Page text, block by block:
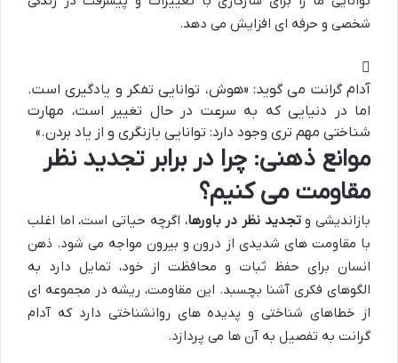
شخصی و حرفه ای افزایش می دهد.
آدام گرانت می گوید: «هوش، توانایی تفکر و یادگیری است.
اما در دنیایی که به سرعت در حال تغییر است، مهارت
شناختی مهم تری وجود دارد: توانایی بازنگری و از یاد بردن.»
موانع ذهنی: چرا در برابر تجدید نظر
مقاومت می کنیم؟
بازاندیشی وتجدید نظر در باورها، اگرچه حیاتی است، اما اغلب
با مقاومت های شدیدی از درون و بیرون مواجه می شود. ذهن
انسان برای حفظ ثبات و محافظت از خود، تمایل دارد به
الگوهای فکری آشنا بچسبد. این مقاومت، ریشه در مجموعه ای
از خطاهای شناختی و پدیده های روانشناختی دارد که آدام
گرانت به تفصیل به آن ها می پردازد.